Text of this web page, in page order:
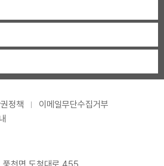
정책
이메일무단수집거부